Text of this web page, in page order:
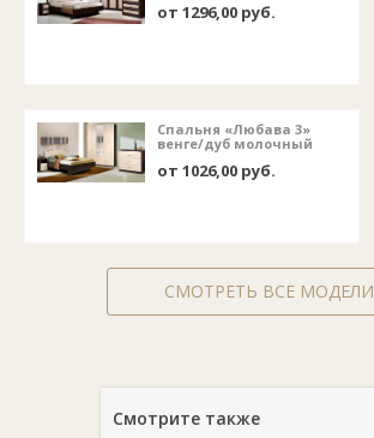
от 1296,00 руб.
Спальня «Любава 3»
венге/дуб молочный
от 1026,00 руб.
СМОТРЕТЬ ВСЕ МОДЕЛИ
Смотрите также